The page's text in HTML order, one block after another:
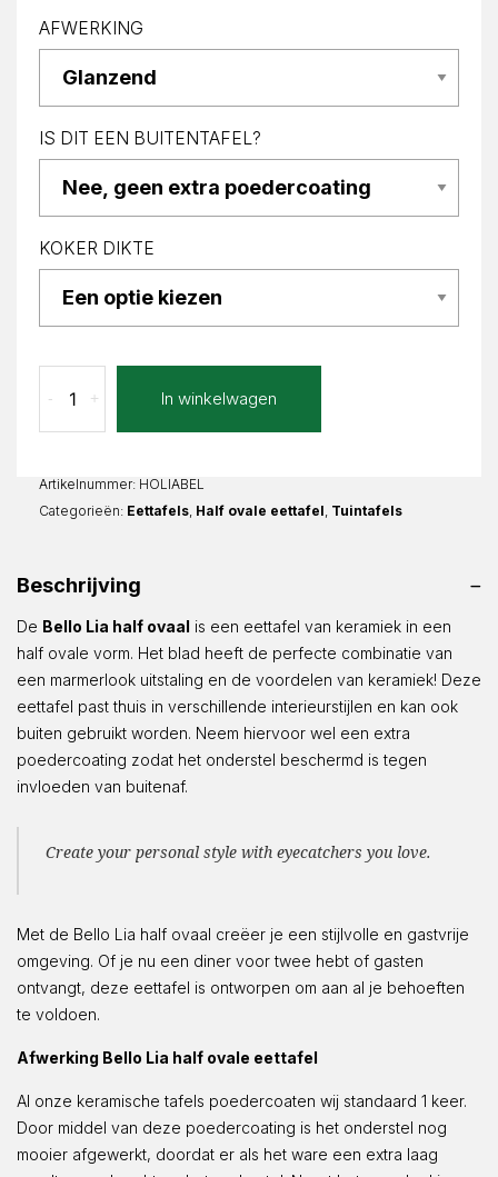
AFWERKING
IS DIT EEN BUITENTAFEL?
KOKER DIKTE
Lia
Half
aantal
+
- In winkelwagen
Artikelnummer: HOLIABEL
Categorieën: Eettafels Half ovale eettafel Tuintafels
Beschrijving
De Bello Lia half ovaal is een eettafel van keramiek in een
half ovale vorm. Het blad heeft de perfecte combinatie van
een marmerlook uitstaling en de voordelen van keramiek! Deze
eettafel past thuis in verschillende interieurstijlen en kan ook
buiten gebruikt worden. Neem hiervoor wel een extra
poedercoating zodat het onderstel beschermd is tegen
invloeden van buitenaf.
Create your personal style with eyecatchers you love.
Met de Bello Lia half ovaal creëer je een stijlvolle en gastvrije
omgeving. Of je nu een diner voor twee hebt of gasten
ontvangt, deze eettafel is ontworpen om aan al je behoeften
te voldoen.
Afwerking Bello Lia half ovale eettafel
Al onze keramische tafels poedercoaten wij standaard 1 keer.
Door middel van deze poedercoating is het onderstel nog
mooier afgewerkt, doordat er als het ware een extra laag